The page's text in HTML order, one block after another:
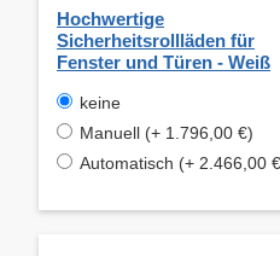
Hochwertige
Sicherheitsrollläden für
Fenster und Türen - Weiß
keine
Manuell (+ 1.796,00 €)
Automatisch (+ 2.466,00